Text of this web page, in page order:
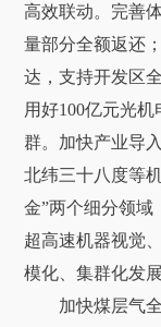
高效联动。完善
量部分全额返还
达，支持开发区
用好100亿元光
群。加快产业导
北纬三十八度等
金”两个细分领域
超高速机器视觉
模化、集群化发展
加快煤层气全